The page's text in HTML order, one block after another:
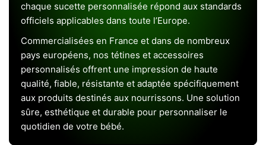
chaque sucette personnalisée répond aux standards
officiels applicables dans toute l’Europe.
Commercialisées en France et dans de nombreux
pays européens, nos tétines et accessoires
personnalisés offrent une impression de haute
qualité, fiable, résistante et adaptée spécifiquement
aux produits destinés aux nourrissons. Une solution
sûre, esthétique et durable pour personnaliser le
quotidien de votre bébé.